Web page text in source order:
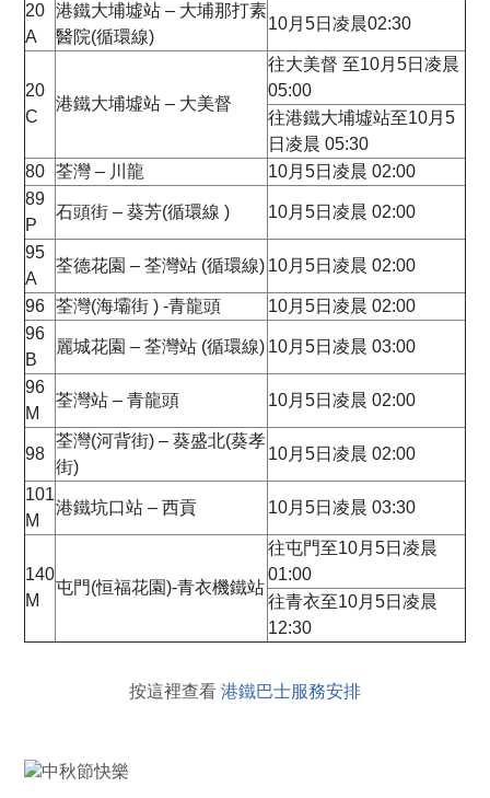
20
A
港鐵大埔墟站 – 大埔那打素
醫院(循環線)
10月5日凌晨02:30
20
C
港鐵大埔墟站 – 大美督
往大美督 至10月5日凌晨
05:00
往港鐵大埔墟站至10月5
日凌晨 05:30
80 荃灣 – 川龍
10月5日凌晨 02:00
89
P
石頭街 – 葵芳(循環線 ) 10月5日凌晨 02:00
95
A
荃德花園 – 荃灣站 (循環線) 10月5日凌晨 02:00
96 荃灣(海壩街 ) -青龍頭
10月5日凌晨 02:00
96
B
麗城花園 – 荃灣站 (循環線) 10月5日凌晨 03:00
96
M
荃灣站 – 青龍頭 10月5日凌晨 02:00
98
荃灣(河背街) – 葵盛北(葵孝
街)
10月5日凌晨 02:00
101
M
港鐵坑口站 – 西貢 10月5日凌晨 03:30
140
M
屯門(恒福花園)-青衣機鐵站
往屯門至10月5日凌晨
01:00
往青衣至10月5日凌晨
12:30
按這裡查看 港鐵巴士服務安排